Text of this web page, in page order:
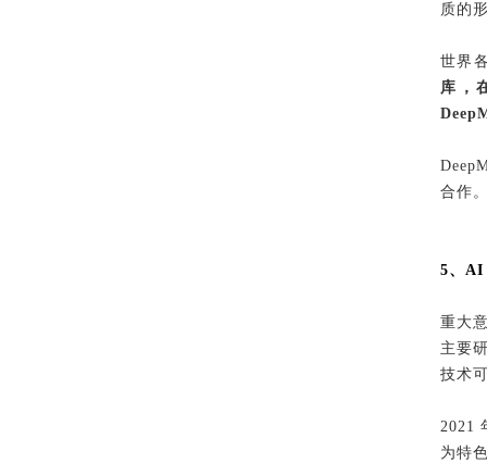
质的
世界
库，
合作
5、AI
重大
主要
技术
2021
为特